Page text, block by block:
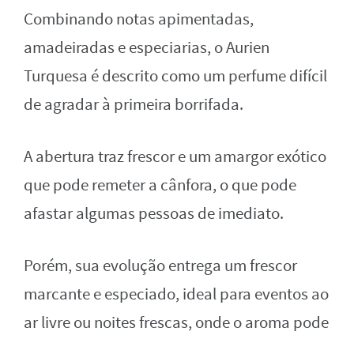
Combinando notas apimentadas,
amadeiradas e especiarias, o Aurien
Turquesa é descrito como um perfume difícil
de agradar à primeira borrifada.
A abertura traz frescor e um amargor exótico
que pode remeter a cânfora, o que pode
afastar algumas pessoas de imediato.
Porém, sua evolução entrega um frescor
marcante e especiado, ideal para eventos ao
ar livre ou noites frescas, onde o aroma pode